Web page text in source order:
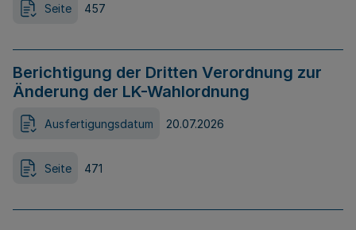
Seite 457
Berichtigung der Dritten Verordnung zur
Änderung der LK-Wahlordnung
Ausfertigungsdatum 20.07.2026
Seite 471